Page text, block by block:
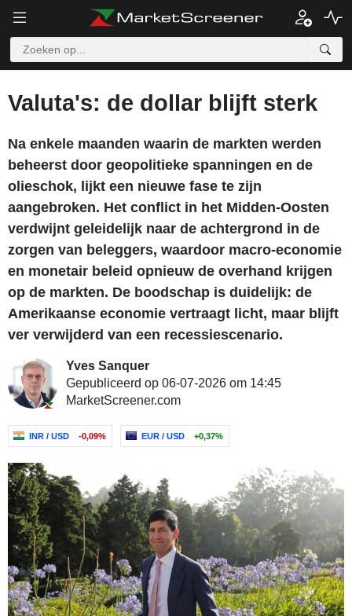
Valuta's: de dollar blijft sterk
Na enkele maanden waarin de markten werden
beheerst door geopolitieke spanningen en de
olieschok, lijkt een nieuwe fase te zijn
aangebroken. Het conflict in het Midden-Oosten
verdwijnt geleidelijk naar de achtergrond in de
zorgen van beleggers, waardoor macro-economie
en monetair beleid opnieuw de overhand krijgen
op de markten. De boodschap is duidelijk: de
Amerikaanse economie vertraagt licht, maar blijft
ver verwijderd van een recessiescenario.
Yves Sanquer
Gepubliceerd op 06-07-2026 om 14:45
MarketScreener.com
INR / USD -0,09% EUR / USD +0,37%